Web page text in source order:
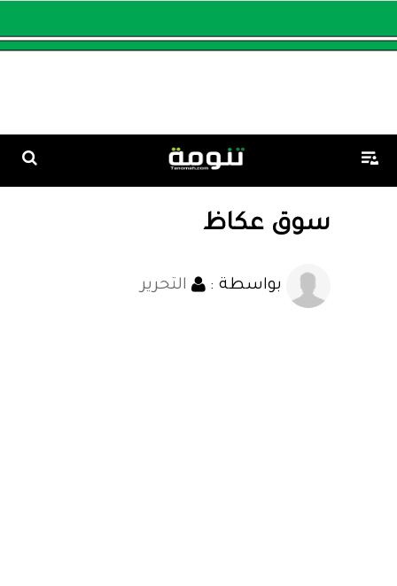
سوق عكاظ
بواسطة : التحرير